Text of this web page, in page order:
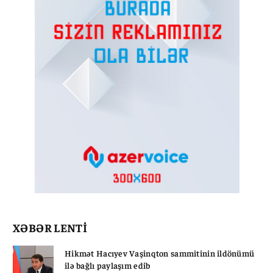
XƏBƏR LENTİ
Hikmət Hacıyev Vaşinqton sammitinin ildönümü
ilə bağlı paylaşım edib